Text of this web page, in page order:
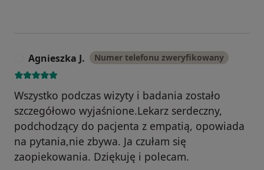
Agnieszka J. Numer telefonu zweryfikowany
Wszystko podczas wizyty i badania zostało
szczegółowo wyjaśnione.Lekarz serdeczny,
podchodzący do pacjenta z empatią, opowiada
na pytania,nie zbywa. Ja czułam się
zaopiekowania. Dziękuję i polecam.